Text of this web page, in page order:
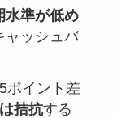
水準が低め
ャッシュバ
ポイント差
拮抗する